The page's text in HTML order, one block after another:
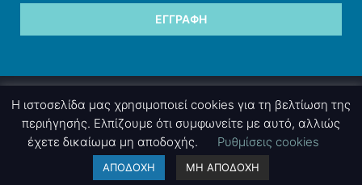
ΕΓΓΡΑΦΉ
nettings, ltd . Powered bymgk
Η ιστοσελίδα μας χρησιμοποιεί cookies για τη βελτίωση της
περιήγησής. Ελπίζουμε ότι συμφωνείτε με αυτό, αλλιώς
έχετε δικαίωμα μη αποδοχής.
Ρυθμίσεις cookies
ΑΠΟΔΟΧΗ ΜΗ ΑΠΟΔΟΧΗ